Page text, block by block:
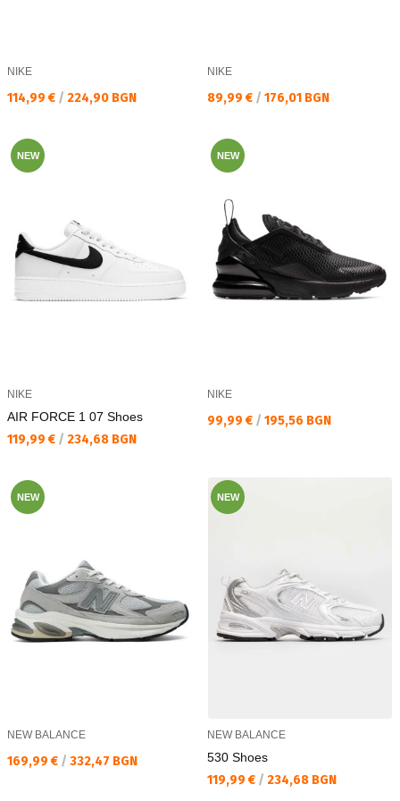
NIKE
Текуща цена:
114,99 € / 224,90 BGN
NIKE
Текуща цена:
89,99 € / 176,01 BGN
NEW
NIKE
AIR FORCE 1 07 Shoes
Текуща цена:
119,99 € / 234,68 BGN
NEW
NIKE
Текуща цена:
99,99 € / 195,56 BGN
NEW
NEW BALANCE
Текуща цена:
169,99 € / 332,47 BGN
NEW
NEW BALANCE
530 Shoes
Текуща цена:
119,99 € / 234,68 BGN